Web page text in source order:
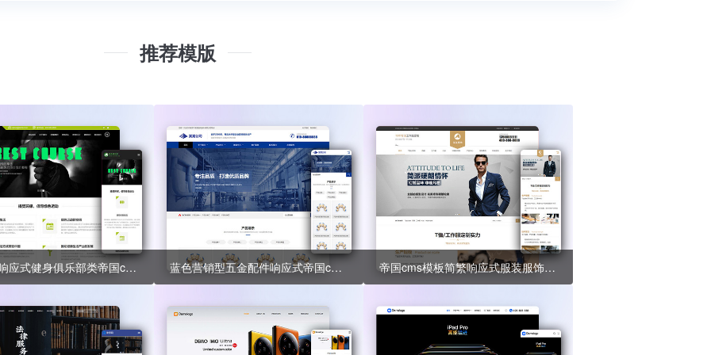
推荐模版
HTML5响应式健身俱乐部类帝国cms模板 绿色健身网站源码 蓝色营销型五金配件响应式帝国cms模板 五金机械营销型网站模板下载 帝国cms模板简繁响应式服装服饰网站模板 西装工装校服定制网站源码下载